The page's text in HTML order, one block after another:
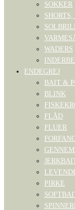
SOKKER
WADERS
ENDEGREJ
BAIT &
BLINK
FLÅD
FLUER
PIRKE